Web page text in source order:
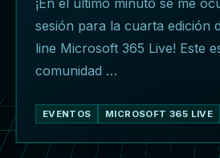
sesión para la cuarta edición
line Microsoft 365 Live! Este
comunidad …
EVENTOS MICROSOFT 365 LIVE